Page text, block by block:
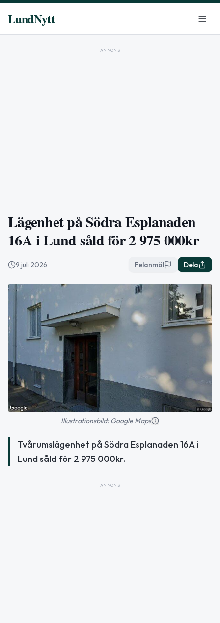
LundNytt
ANNONS
Lägenhet på Södra Esplanaden
16A i Lund såld för 2 975 000kr
9 juli 2026 Felanmäl Dela
Illustrationsbild: Google Maps
Tvårumslägenhet på Södra Esplanaden 16A i
Lund såld för 2 975 000kr.
ANNONS